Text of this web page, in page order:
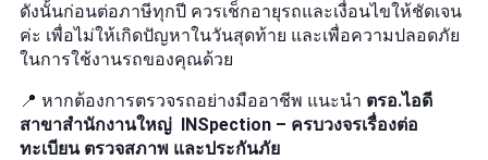
ดังนั้นก่อนต่อภาษีทุกปี ควรเช็กอายุรถและเงื่อนไขให้ชัดเจน
ค่ะ เพื่อไม่ให้เกิดปัญหาในวันสุดท้าย และเพื่อความปลอดภัย
ในการใช้งานรถของคุณด้วย
📍 หากต้องการตรวจรถอย่างมืออาชีพ แนะนำ ตรอ.ไอดี
สาขาสำนักงานใหญ่ INSpection – ครบวงจรเรื่องต่อ
ทะเบียน ตรวจสภาพ และประกันภัย